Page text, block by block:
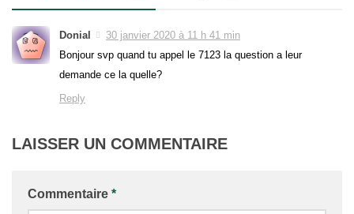
Donial
30 janvier 2020 à 11 h 41 min
Bonjour svp quand tu appel le 7123 la question a leur
demande ce la quelle?
Reply
LAISSER UN COMMENTAIRE
Commentaire *